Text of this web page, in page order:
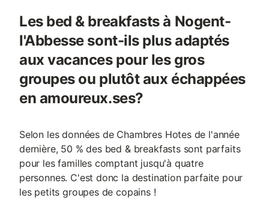
Les bed & breakfasts à Nogent-
l'Abbesse sont-ils plus adaptés
aux vacances pour les gros
groupes ou plutôt aux échappées
en amoureux.ses?
Selon les données de Chambres Hotes de l'année
dernière, 50 % des bed & breakfasts sont parfaits
pour les familles comptant jusqu'à quatre
personnes. C'est donc la destination parfaite pour
les petits groupes de copains !